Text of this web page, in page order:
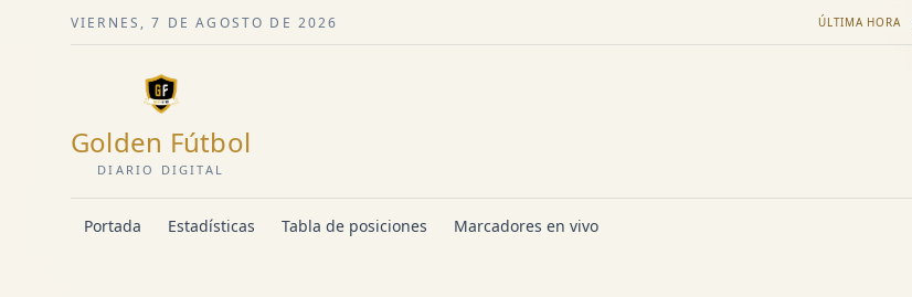
VIERNES, 7 DE AGOSTO DE 2026 ÚLTIMA HORA
Golden Fútbol
DIARIO DIGITAL
Portada Estadísticas Tabla de posiciones Marcadores en vivo